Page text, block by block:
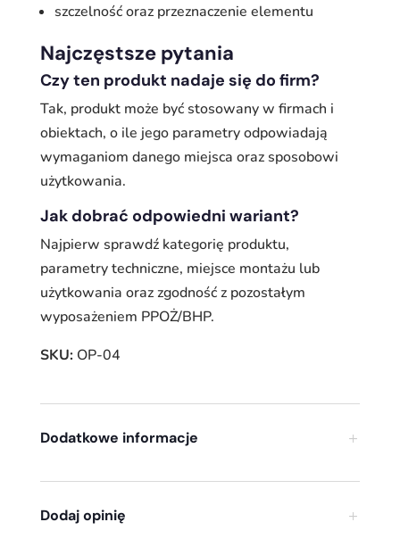
szczelność oraz przeznaczenie elementu
Najczęstsze pytania
Czy ten produkt nadaje się do firm?
Tak, produkt może być stosowany w firmach i
obiektach, o ile jego parametry odpowiadają
wymaganiom danego miejsca oraz sposobowi
użytkowania.
Jak dobrać odpowiedni wariant?
Najpierw sprawdź kategorię produktu,
parametry techniczne, miejsce montażu lub
użytkowania oraz zgodność z pozostałym
wyposażeniem PPOŻ/BHP.
SKU:OP-04
Dodatkowe informacje
Dodaj opinię